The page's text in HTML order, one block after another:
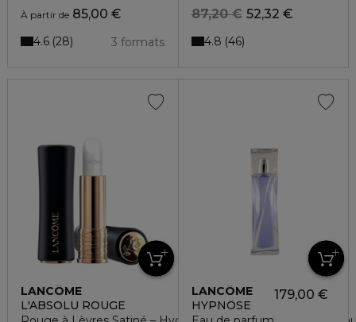
À partir de 85,00 €
3 formats
4.6 28
52,32 €
87,20 €
4.8 46
LANCÔME
L'ABSOLU ROUGE
LANCÔME
HYPNÔSE
179,00 €